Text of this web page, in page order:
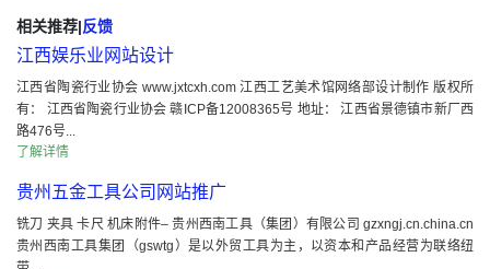
相关推荐|反馈
江西娱乐业网站设计
江西省陶瓷行业协会 www.jxtcxh.com 江西工艺美术馆网络部设计制作 版权所
有： 江西省陶瓷行业协会 赣ICP备12008365号 地址： 江西省景德镇市新厂西
路476号...
了解详情
贵州五金工具公司网站推广
铣刀 夹具 卡尺 机床附件– 贵州西南工具（集团）有限公司 gzxngj.cn.china.cn
贵州西南工具集团（gswtg）是以外贸工具为主，以资本和产品经营为联络纽